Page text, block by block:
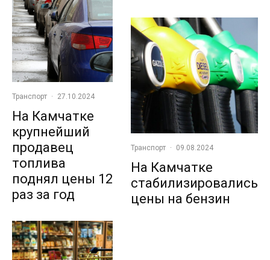
Транспорт · 27.10.2024
На Камчатке
крупнейший
продавец
топлива
поднял цены 12
раз за год
Транспорт · 09.08.2024
На Камчатке
стабилизировались
цены на бензин